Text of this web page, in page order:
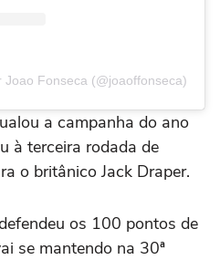
Fonseca (@joaoffonseca)
a campanha do ano
à terceira rodada de
o britânico Jack Draper.
os 100 pontos de
se mantendo na 30ª